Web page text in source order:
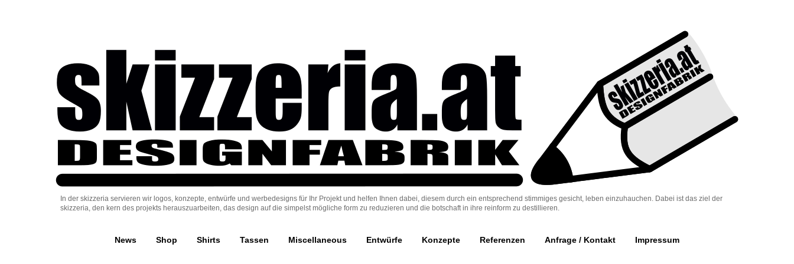
Erstellung von Konzepten, Designs, Logos für Firmen, Vereine und Projekte.
In der skizzeria servieren wir logos, konzepte, entwürfe und werbedesigns für Ihr Projekt und helfen Ihnen dabei, diesem durch ein entsprechend stimmiges gesicht, leben einzuhauchen. Dabei ist das ziel der
skizzeria, den kern des projekts herauszuarbeiten, das design auf die simpelst mögliche form zu reduzieren und die botschaft in ihre reinform zu destillieren.
News Shop Shirts Tassen Miscellaneous Entwürfe Konzepte Referenzen Anfrage / Kontakt Impressum